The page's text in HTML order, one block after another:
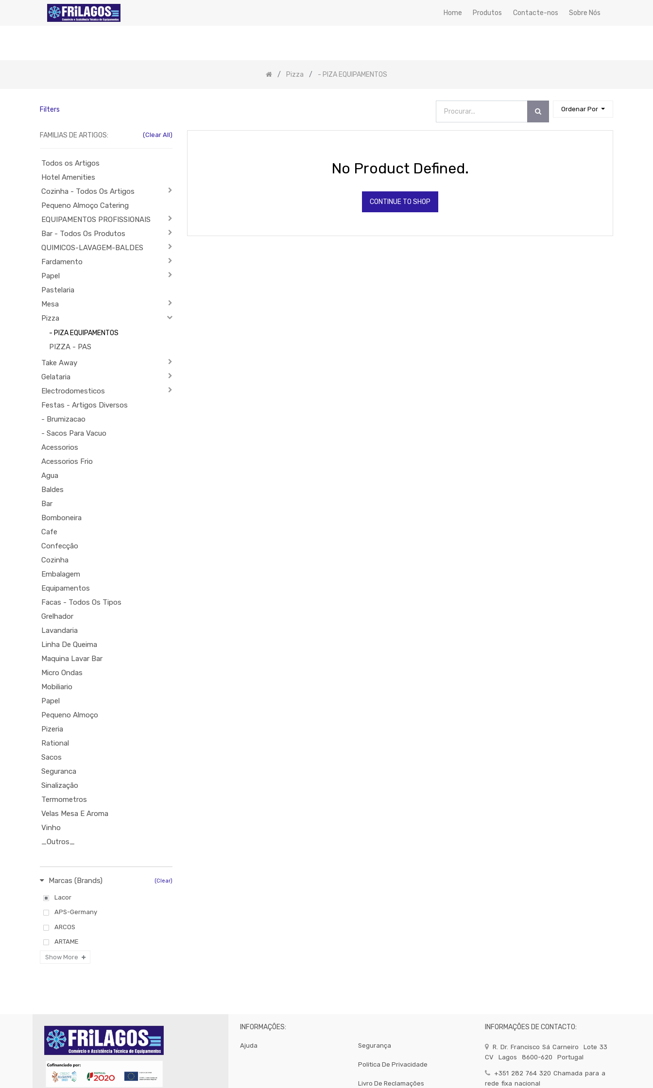
Home Produtos Contacte-nos Sobre Nós
Pizza - PIZA EQUIPAMENTOS
Ordenar Por
Filters
FAMILIAS DE ARTIGOS: (Clear All)
Todos os Artigos
Hotel Amenities
Cozinha - Todos Os Artigos
Pequeno Almoço Catering
EQUIPAMENTOS PROFISSIONAIS
Bar - Todos Os Produtos
QUIMICOS-LAVAGEM-BALDES
Fardamento
Papel
Pastelaria
Mesa
Pizza
- PIZA EQUIPAMENTOS
PIZZA - PAS
Take Away
Gelataria
Electrodomesticos
Festas - Artigos Diversos
- Brumizacao
- Sacos Para Vacuo
Acessorios
Acessorios Frio
Agua
Baldes
Bar
Bomboneira
Cafe
Confecção
Cozinha
Embalagem
Equipamentos
Facas - Todos Os Tipos
Grelhador
Lavandaria
Linha De Queima
Maquina Lavar Bar
Micro Ondas
Mobiliario
Papel
Pequeno Almoço
Pizeria
Rational
Sacos
Seguranca
Sinalização
Termometros
Velas Mesa E Aroma
Vinho
_Outros_
Marcas (Brands) (Clear)
Lacor
APS-Germany
ARCOS
ARTAME
CASO
IBILI MENAGE
ICEL
LAVAMETAL
Show More
No Product Defined.
CONTINUE TO SHOP
INFORMAÇÕES:
Ajuda Segurança
Politica De Privacidade
Livro De Reclamações
INFORMAÇÕES DE CONTACTO:
R. Dr. Francisco Sá Carneiro
Lote 33
CV
Lagos 8600-620 Portugal
+351 282 764 320 Chamada para a
rede fixa nacional